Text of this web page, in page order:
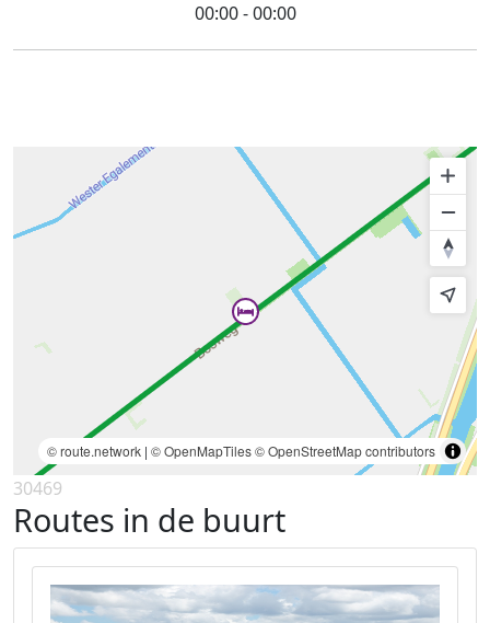
00:00 - 00:00
© route.network | © OpenMapTiles© OpenStreetMap contributors
30469
Routes in de buurt